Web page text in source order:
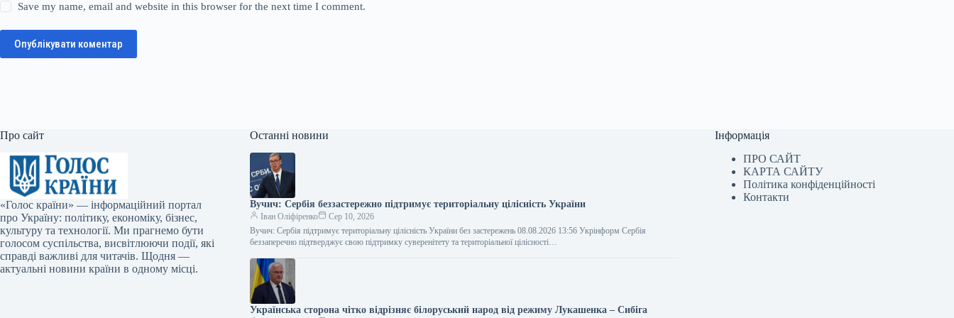
Save my name, email and website in this browser for the next time I comment.
Опублікувати коментар
Про сайт
«Голос країни» — інформаційний портал
про Україну: політику, економіку, бізнес,
культуру та технології. Ми прагнемо бути
голосом суспільства, висвітлюючи події, які
справді важливі для читачів. Щодня —
актуальні новини країни в одному місці.
Останні новини
Вучич: Сербія беззастережно підтримує територіальну цілісність України
Іван Оліфіренко
Сер 10, 2026
Вучич: Сербія підтримує територіальну цілісність України без застережень 08.08.2026 13:56 Укрінформ Сербія
беззаперечно підтверджує свою підтримку суверенітету та територіальної цілісності…
Українська сторона чітко відрізняє білоруський народ від режиму Лукашенка – Сибіга
Інформація
ПРО САЙТ
КАРТА САЙТУ
Політика конфіденційності
Контакти